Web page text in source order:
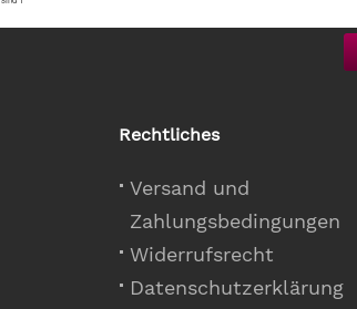
Rechtliches
Versand und
Zahlungsbedingungen
Widerrufsrecht
Datenschutzerklärung